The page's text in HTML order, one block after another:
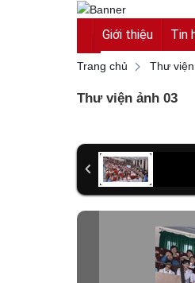
Giới thiệu Tin
An
Trang chủ Thư
Thư viện ảnh 03